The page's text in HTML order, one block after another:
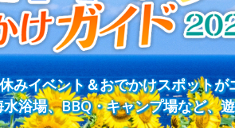
みイベント＆おでかけスポットが
浴場、BBQ・キャンプ場など、